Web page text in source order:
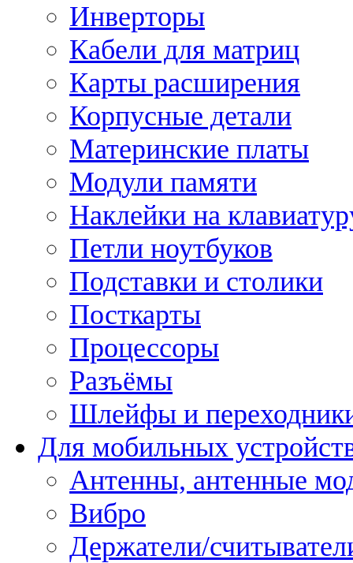
Инверторы
Кабели для матриц
Карты расширения
Корпусные детали
Материнские платы
Модули памяти
Наклейки на
Петли ноутбуков
Подставки и столики
Посткарты
Процессоры
Разъёмы
Шлейфы и
Для мобильных
Антенны, антенные
Вибро
Держатели/